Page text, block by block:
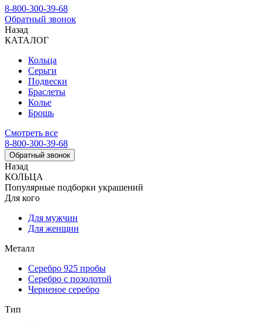
8-800-300-39-68
Обратный звонок
Назад
КАТАЛОГ
Кольца
Серьги
Подвески
Браслеты
Колье
Брошь
Смотреть все
8-800-300-39-68
Обратный звонок
Назад
КОЛЬЦА
Популярные подборки украшений
Для кого
Для мужчин
Для женщин
Металл
Серебро 925 пробы
Серебро с позолотой
Черненое серебро
Тип